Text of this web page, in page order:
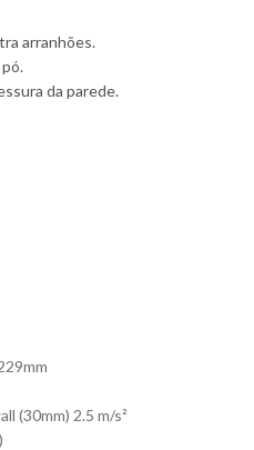
arranhões.
da parede.
(30mm) 2.5 m/s²